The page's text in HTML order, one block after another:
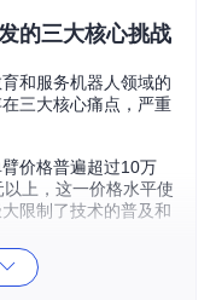
的三大核心挑战
和服务机器人领域的
三大核心痛点，严重
价格普遍超过10万
上，这一价格水平使
限制了技术的普及和
协议和专利壁垒严格